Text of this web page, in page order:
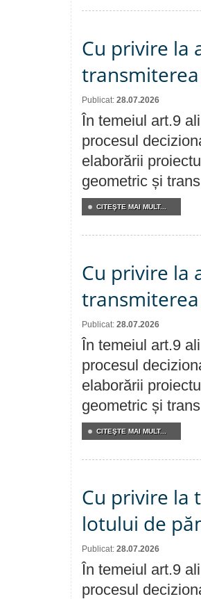
Cu privire la
Publicat: 28.07.2026
În temeiul art.9
procesul
elaborării
geometric și
CITEŞTE MAI MULT...
Cu privire la
Publicat: 28.07.2026
În temeiul art.9
procesul
elaborării
geometric și
CITEŞTE MAI MULT...
Cu privire la
lotului de
Publicat: 28.07.2026
În temeiul art.9
procesul